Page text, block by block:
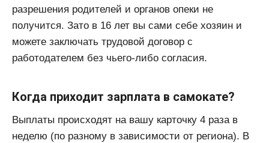
разрешения родителей и органов опеки не
получится. Зато в 16 лет вы сами себе хозяин и
можете заключать трудовой договор с
работодателем без чьего-либо согласия.
Когда приходит зарплата в самокате?
Выплаты происходят на вашу карточку 4 раза в
неделю (по разному в зависимости от региона). В